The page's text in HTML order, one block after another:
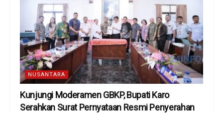
NUSANTARA
Kunjungi Moderamen GBKP, Bupati Karo
Serahkan Surat Pernyataan Resmi Penyerahan